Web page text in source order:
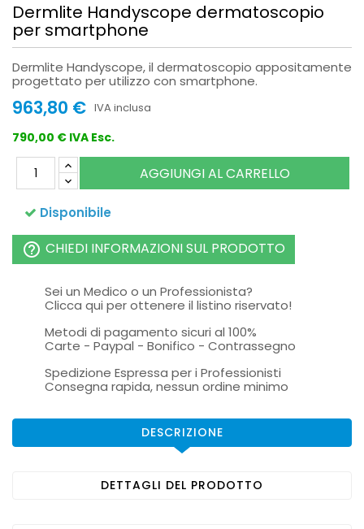
Dermlite Handyscope dermatoscopio
per smartphone
Dermlite Handyscope, il dermatoscopio appositamente
progettato per utilizzo con smartphone.
963,80 € IVA inclusa
790,00 € IVA Esc.
AGGIUNGI AL CARRELLO
Disponibile
help_outline CHIEDI INFORMAZIONI SUL PRODOTTO
Sei un Medico o un Professionista?
Clicca qui per ottenere il listino riservato!
Metodi di pagamento sicuri al 100%
Carte - Paypal - Bonifico - Contrassegno
Spedizione Espressa per i Professionisti
Consegna rapida, nessun ordine minimo
DESCRIZIONE
DETTAGLI DEL PRODOTTO